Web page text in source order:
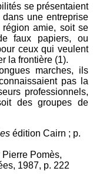
se présentaient
une entreprise
amie, soit se
faux papiers, ou
ceux qui veulent
la frontière (1).
marches, ils
pas la
professionnels,
des groupes de
édition Cairn ; p.
Pierre Pomès,
1987, p. 222